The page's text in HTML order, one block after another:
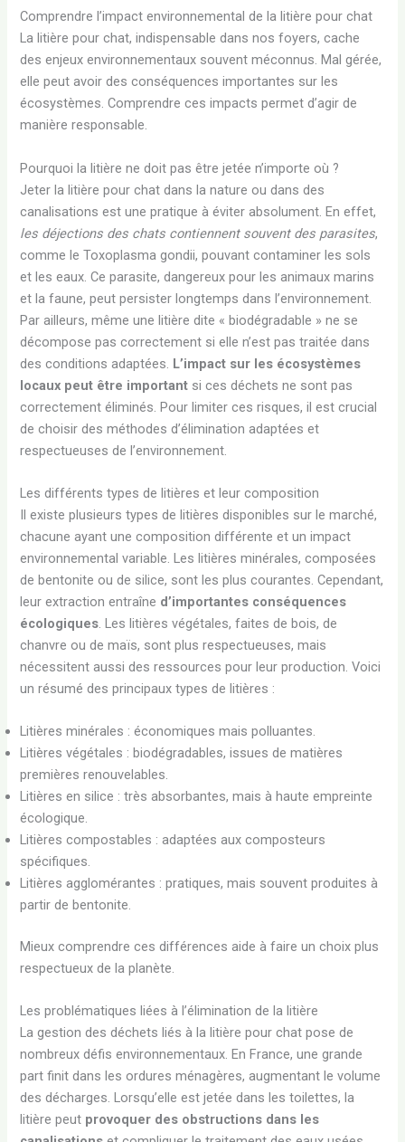
Comprendre l’impact environnemental de la litière pour chat
La litière pour chat, indispensable dans nos foyers, cache
des enjeux environnementaux souvent méconnus. Mal gérée,
elle peut avoir des conséquences importantes sur les
écosystèmes. Comprendre ces impacts permet d’agir de
manière responsable.
Pourquoi la litière ne doit pas être jetée n’importe où ?
Jeter la litière pour chat dans la nature ou dans des
canalisations est une pratique à éviter absolument. En effet,
les déjections des chats contiennent souvent des parasites,
comme le Toxoplasma gondii, pouvant contaminer les sols
et les eaux. Ce parasite, dangereux pour les animaux marins
et la faune, peut persister longtemps dans l’environnement.
Par ailleurs, même une litière dite « biodégradable » ne se
décompose pas correctement si elle n’est pas traitée dans
des conditions adaptées. L’impact sur les écosystèmes
locaux peut être important si ces déchets ne sont pas
correctement éliminés. Pour limiter ces risques, il est crucial
de choisir des méthodes d’élimination adaptées et
respectueuses de l’environnement.
Les différents types de litières et leur composition
Il existe plusieurs types de litières disponibles sur le marché,
chacune ayant une composition différente et un impact
environnemental variable. Les litières minérales, composées
de bentonite ou de silice, sont les plus courantes. Cependant,
leur extraction entraîne d’importantes conséquences
écologiques. Les litières végétales, faites de bois, de
chanvre ou de maïs, sont plus respectueuses, mais
nécessitent aussi des ressources pour leur production. Voici
un résumé des principaux types de litières :
Litières minérales : économiques mais polluantes.
Litières végétales : biodégradables, issues de matières
premières renouvelables.
Litières en silice : très absorbantes, mais à haute empreinte
écologique.
Litières compostables : adaptées aux composteurs
spécifiques.
Litières agglomérantes : pratiques, mais souvent produites à
partir de bentonite.
Mieux comprendre ces différences aide à faire un choix plus
respectueux de la planète.
Les problématiques liées à l’élimination de la litière
La gestion des déchets liés à la litière pour chat pose de
nombreux défis environnementaux. En France, une grande
part finit dans les ordures ménagères, augmentant le volume
des décharges. Lorsqu’elle est jetée dans les toilettes, la
litière peut provoquer des obstructions dans les